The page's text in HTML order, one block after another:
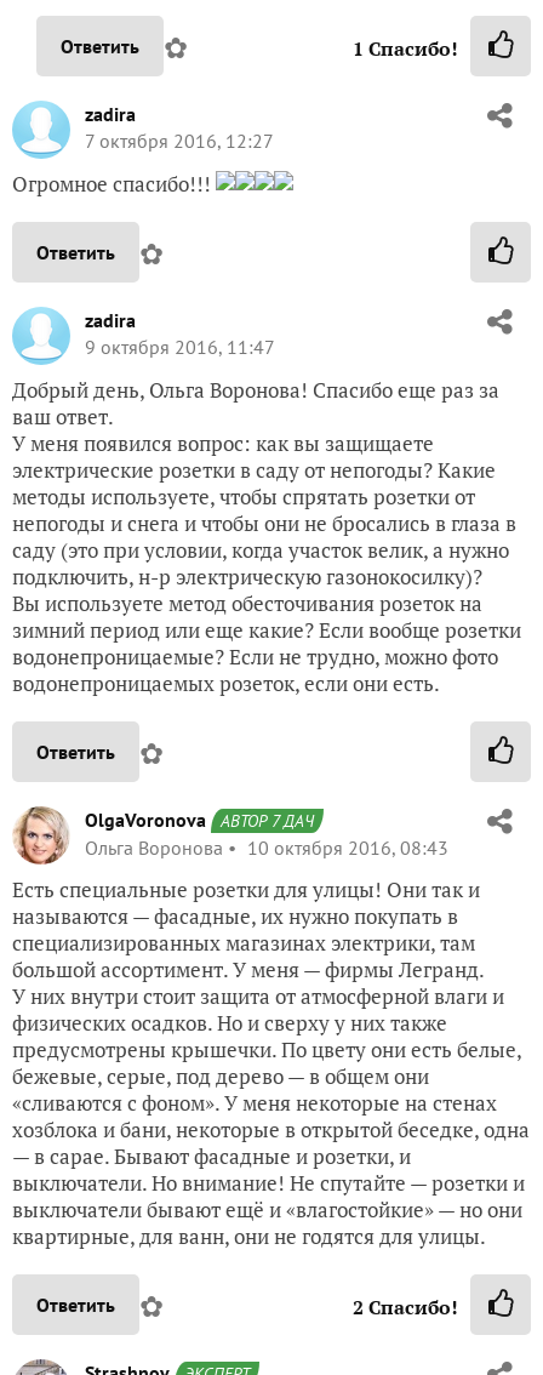
Ответить ✿ 1 Спасибо!
zadira
7 октября 2016, 12:27
Огромное спасибо!!!
Ответить ✿
zadira
9 октября 2016, 11:47
Добрый день, Ольга Воронова! Спасибо еще раз за
ваш ответ.
У меня появился вопрос: как вы защищаете
электрические розетки в саду от непогоды? Какие
методы используете, чтобы спрятать розетки от
непогоды и снега и чтобы они не бросались в глаза в
саду (это при условии, когда участок велик, а нужно
подключить, н-р электрическую газонокосилку)?
Вы используете метод обесточивания розеток на
зимний период или еще какие? Если вообще розетки
водонепроницаемые? Если не трудно, можно фото
водонепроницаемых розеток, если они есть.
Ответить ✿
OlgaVoronova АВТОР 7 ДАЧ
Ольга Воронова 10 октября 2016, 08:43
Есть специальные розетки для улицы! Они так и
называются — фасадные, их нужно покупать в
специализированных магазинах электрики, там
большой ассортимент. У меня — фирмы Легранд.
У них внутри стоит защита от атмосферной влаги и
физических осадков. Но и сверху у них также
предусмотрены крышечки. По цвету они есть белые,
бежевые, серые, под дерево — в общем они
«сливаются с фоном». У меня некоторые на стенах
хозблока и бани, некоторые в открытой беседке, одна
— в сарае. Бывают фасадные и розетки, и
выключатели. Но внимание! Не спутайте — розетки и
выключатели бывают ещё и «влагостойкие» — но они
квартирные, для ванн, они не годятся для улицы.
Ответить ✿ 2 Спасибо!